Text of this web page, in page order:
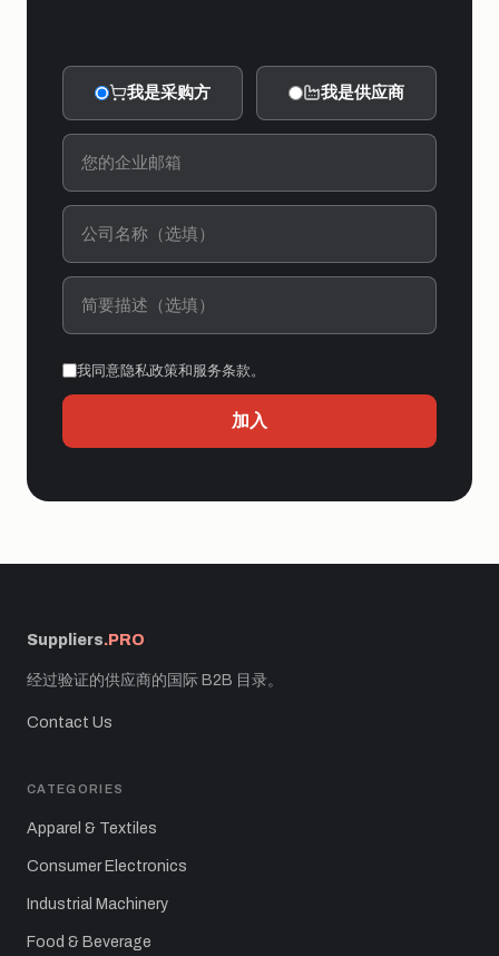
我是采购方 我是供应商
我同意隐私政策和服务条款。
加入
Suppliers.PRO
经过验证的供应商的国际 B2B 目录。
Contact Us
CATEGORIES
Apparel & Textiles
Consumer Electronics
Industrial Machinery
Food & Beverage